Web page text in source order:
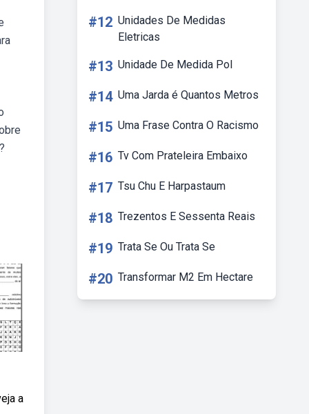
a
#12 Unidades De Medidas
Eletricas
#13 Unidade De Medida Pol
#14 Uma Jarda é Quantos Metros
#15 Uma Frase Contra O Racismo
#16 Tv Com Prateleira Embaixo
#17 Tsu Chu E Harpastaum
#18 Trezentos E Sessenta Reais
#19 Trata Se Ou Trata Se
#20 Transformar M2 Em Hectare